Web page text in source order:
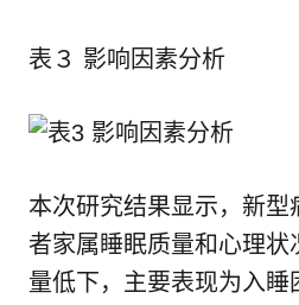
表３ 影响因素分析
本次研究结果显示，新型
者家属睡眠质量和心理状
量低下，主要表现为入